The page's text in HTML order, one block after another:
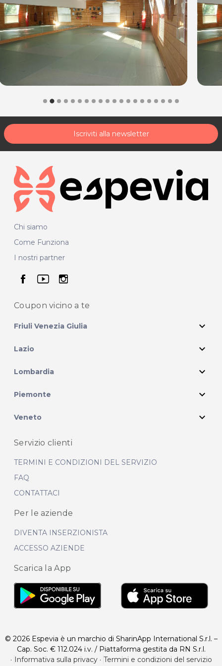
marziali e alla cultura fisica. Da noi potrai trovare insegnanti
qualificati con decennali esperienze nell’ambito di queste discipline.
Per saperne di più visita il sito:Martialarts-lab.it
MARTIAL ARTS LAB
Per ulteriori informazioni sull'offerta o sulle modalità di acquisto
scrivi aposta@espevia.it.
Iscriviti alla newsletter
Chi siamo
Come Funziona
I nostri partner
seguici su facebook
seguici su youtube
seguici su instagram
Coupon vicino a te
Friuli Venezia Giulia expand_more
Lazio expand_more
Lombardia expand_more
Piemonte expand_more
Veneto expand_more
Servizio clienti
TERMINI E CONDIZIONI DEL SERVIZIO
FAQ
CONTATTACI
Per le aziende
DIVENTA INSERZIONISTA
ACCESSO AZIENDE
Scarica la App
© 2026 Espevia è un marchio di SharinApp International S.r.l. –
Cap. Soc. € 112.024 i.v. / Piattaforma gestita da RN S.r.l.
·
Informativa sulla privacy· Termini e condizioni del servizio